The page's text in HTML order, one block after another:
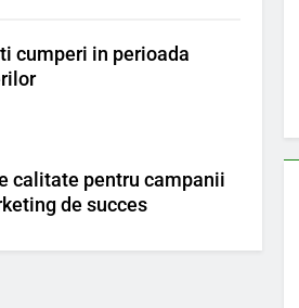
cumperi in perioada
calitate pentru campanii
de succes